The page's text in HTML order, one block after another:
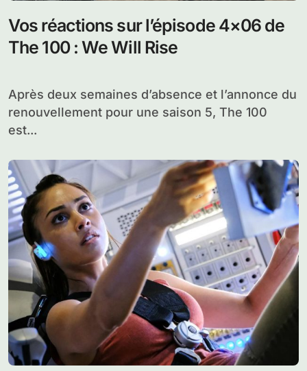
Vos réactions sur l’épisode 4×06 de
The 100 : We Will Rise
Après deux semaines d’absence et l’annonce du
renouvellement pour une saison 5, The 100
est...